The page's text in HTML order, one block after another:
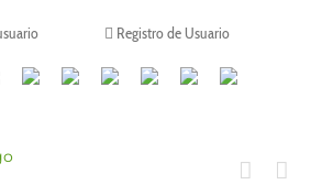
Registro de Usuario
TiktokFacebookInstagram
X TwitchContacto